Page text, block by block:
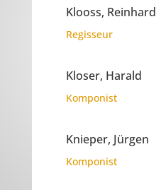
Klooss, Reinhard
Regisseur
Kloser, Harald
Komponist
Knieper, Jürgen
Komponist